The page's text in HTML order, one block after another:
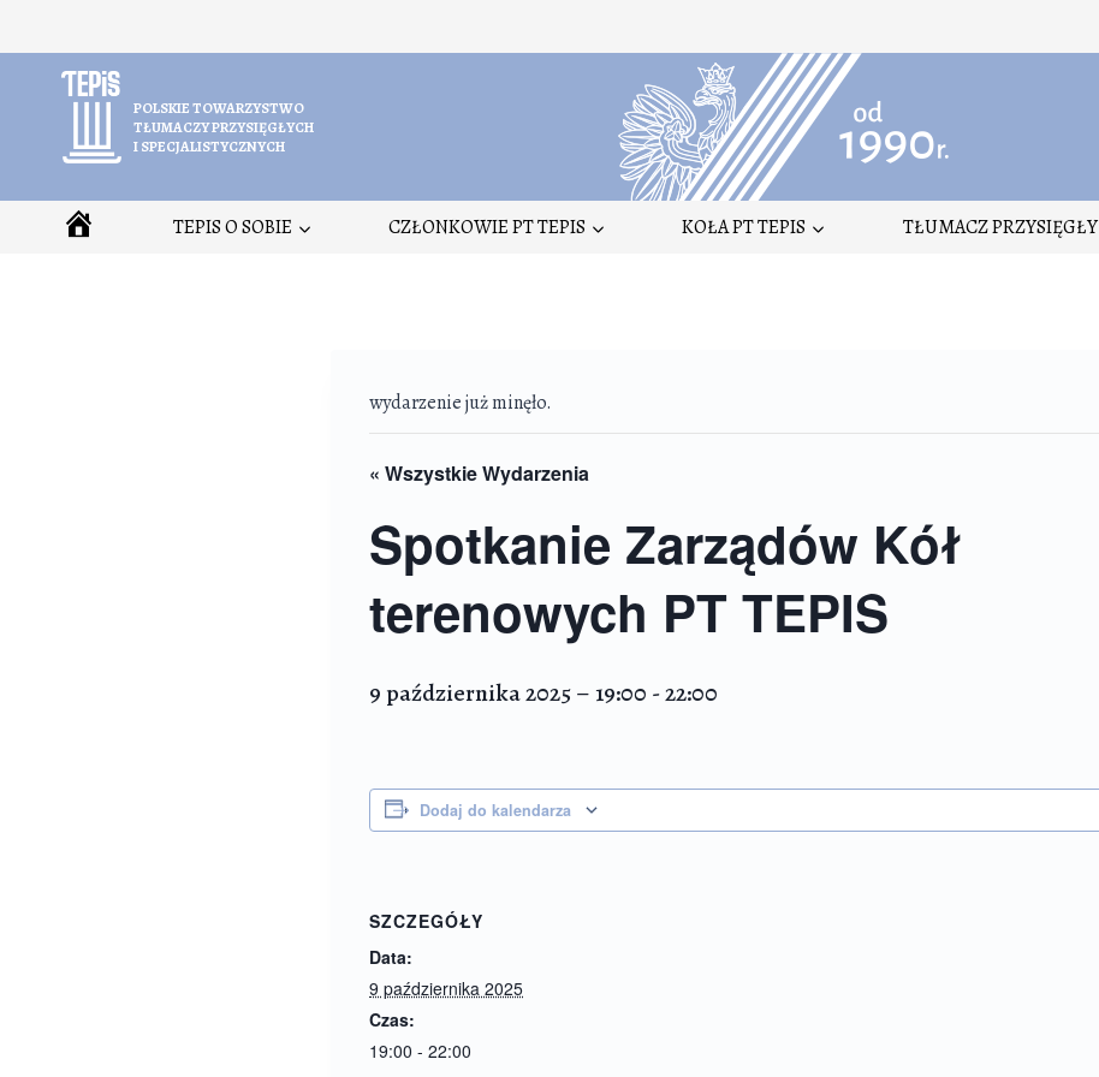
POLSKIE TOWARZYSTWO
TŁUMACZY PRZYSIĘGŁYCH
I SPECJALISTYCZNYCH
TEPIS O SOBIE CZŁONKOWIE PT TEPIS KOŁA PT TEPIS TŁUMACZ PRZYSIĘGŁY
wydarzenie już minęło.
« Wszystkie Wydarzenia
Spotkanie Zarządów Kół
terenowych PT TEPIS
9 października 2025 – 19:00 -22:00
Dodaj do kalendarza
SZCZEGÓŁY
Data:
9 października 2025
Czas:
19:00 - 22:00